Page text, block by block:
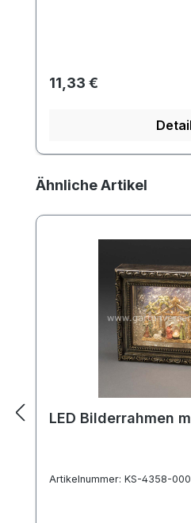
Regulärer Preis:
11,33 €
Produktgalerie
Ähnliche Artikel
LED Bilderrahmen
Artikelnummer: KS-4358-000